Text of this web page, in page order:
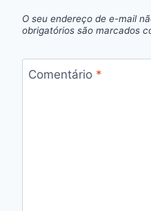
O seu endereço de e-mail
obrigatórios são marcados
Comentário *